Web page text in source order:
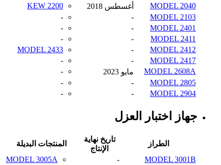
MODEL 2040
أغسطس 2018
KEW 2200
MODEL 2103
-
-
MODEL 2401
-
-
MODEL 2411
-
-
MODEL 2412
-
MODEL 2433
MODEL 2417
-
-
MODEL 2608A
مايو 2023
-
MODEL 2805
-
-
MODEL 2904
-
-
جهاز اختبار العزل
الطراز
تاريخ نهاية
الإنتاج
المنتجات البديلة
MODEL 3001B
-
MODEL 3005A